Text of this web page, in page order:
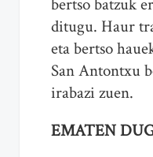
bertso batzuk
ditugu. Haur
eta bertso
San Antontxu
irabazi zuen.
EMATEN